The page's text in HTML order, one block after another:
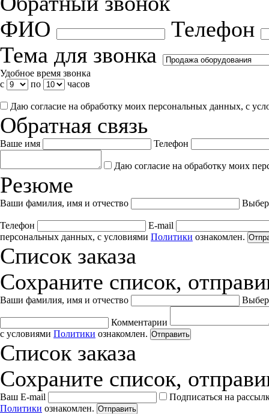
ФИО
Телефон
Тема для звонка
Удобное время звонка
с
по часов
Даю согласие на обработку моих персональных данных, с
Обратная связь
Ваше имя Телефон
Даю согласие на обработку моих
Резюме
Ваши фамилия, имя и отчество
Телефон
E-mail
персональных данных, с условиями Политики ознакомлен.
Список заказа
Сохраните список,
Ваши фамилия, имя и отчество
Комментарии
с условиями Политики ознакомлен. Отправить
Список заказа
Сохраните список,
Ваш E-mail
Подписаться на
Политики ознакомлен. Отправить